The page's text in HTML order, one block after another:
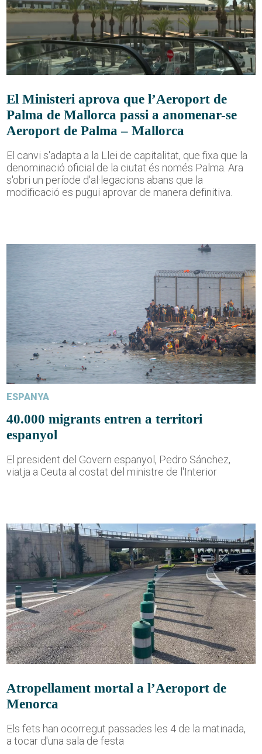
El Ministeri aprova que l’Aeroport de
Palma de Mallorca passi a anomenar-se
Aeroport de Palma – Mallorca
El canvi s'adapta a la Llei de capitalitat, que fixa que la
denominació oficial de la ciutat és només Palma. Ara
s'obri un període d'al·legacions abans que la
modificació es pugui aprovar de manera definitiva.
ESPANYA
40.000 migrants entren a territori
espanyol
El president del Govern espanyol, Pedro Sánchez,
viatja a Ceuta al costat del ministre de l'Interior
Atropellament mortal a l’Aeroport de
Menorca
Els fets han ocorregut passades les 4 de la matinada,
a tocar d'una sala de festa